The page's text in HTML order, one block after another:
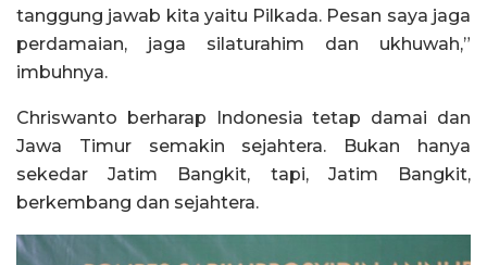
tanggung jawab kita yaitu Pilkada. Pesan saya jaga
perdamaian, jaga silaturahim dan ukhuwah,”
imbuhnya.
Chriswanto berharap Indonesia tetap damai dan
Jawa Timur semakin sejahtera. Bukan hanya
sekedar Jatim Bangkit, tapi, Jatim Bangkit,
berkembang dan sejahtera.